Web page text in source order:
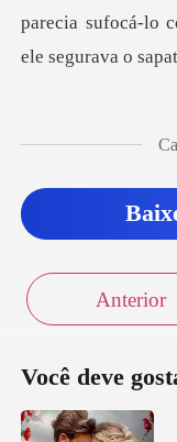
Sair
Anterior
Você deve